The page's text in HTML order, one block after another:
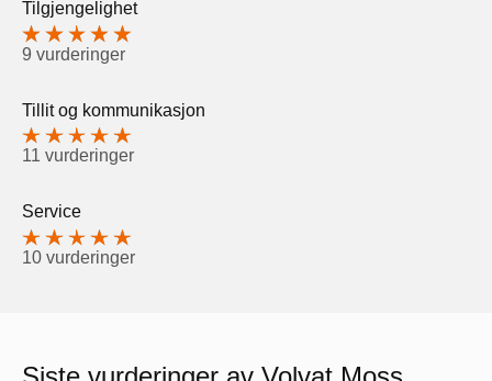
Tilgjengelighet
9 vurderinger
Tillit og kommunikasjon
11 vurderinger
Service
10 vurderinger